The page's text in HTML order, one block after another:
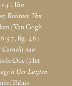
: Van
Breitner, Van
(Van Gogh
57, fig. 46 ;
Cornelis van
le-Duc (Het
à Ger Luijten.
(Palais